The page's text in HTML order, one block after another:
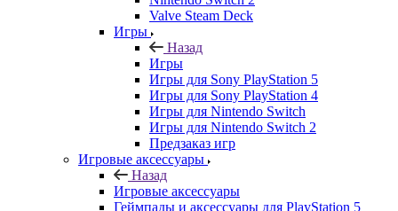
Valve Steam Deck
Игры
Назад
Игры
Игры для Sony PlayStation 5
Игры для Sony PlayStation 4
Игры для Nintendo Switch
Игры для Nintendo Switch 2
Предзаказ игр
Игровые аксессуары
Назад
Игровые аксессуары
Геймпады и аксессуары для PlayStation 5